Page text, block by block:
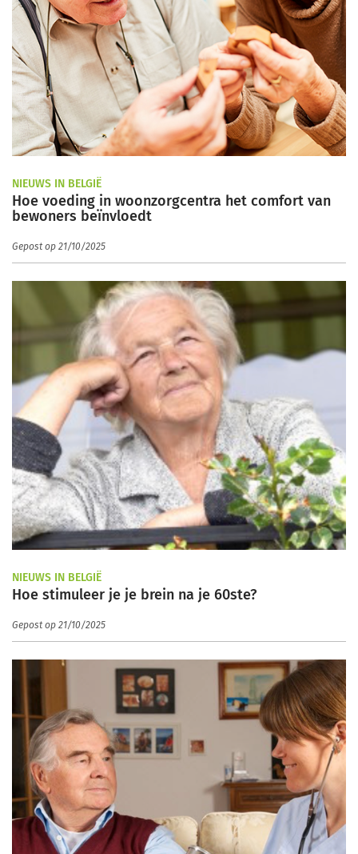
NIEUWS IN BELGIË
Hoe voeding in woonzorgcentra het comfort van
bewoners beïnvloedt
Gepost op 21/10/2025
NIEUWS IN BELGIË
Hoe stimuleer je je brein na je 60ste?
Gepost op 21/10/2025